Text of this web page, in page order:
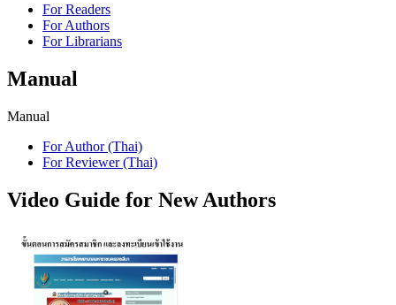
For Readers
For Authors
For Librarians
Manual
Manual
For Author (Thai)
For Reviewer (Thai)
Video Guide for New Authors